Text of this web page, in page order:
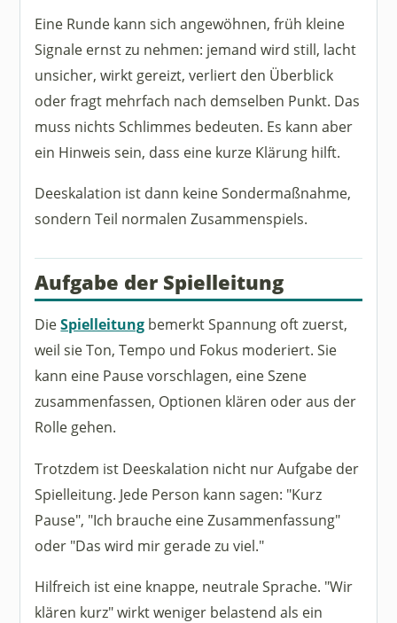
Eine Runde kann sich angewöhnen, früh kleine
Signale ernst zu nehmen: jemand wird still, lacht
unsicher, wirkt gereizt, verliert den Überblick
oder fragt mehrfach nach demselben Punkt. Das
muss nichts Schlimmes bedeuten. Es kann aber
ein Hinweis sein, dass eine kurze Klärung hilft.
Deeskalation ist dann keine Sondermaßnahme,
sondern Teil normalen Zusammenspiels.
Aufgabe der Spielleitung
DieSpielleitung bemerkt Spannung oft zuerst,
weil sie Ton, Tempo und Fokus moderiert. Sie
kann eine Pause vorschlagen, eine Szene
zusammenfassen, Optionen klären oder aus der
Rolle gehen.
Trotzdem ist Deeskalation nicht nur Aufgabe der
Spielleitung. Jede Person kann sagen: "Kurz
Pause", "Ich brauche eine Zusammenfassung"
oder "Das wird mir gerade zu viel."
Hilfreich ist eine knappe, neutrale Sprache. "Wir
klären kurz" wirkt weniger belastend als ein